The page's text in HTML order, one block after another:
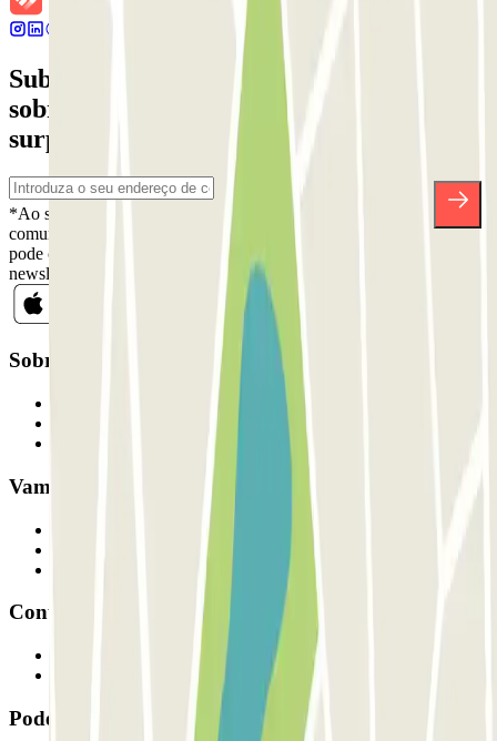
Subscreva a nossa newsletter e saiba mais
sobre descontos, sorteios e muitas outras
surpresas.
*Ao subscrever, aceita a nossa Política de Privacidade para receber
comunicações comerciais da Parclick. Sem qualquer obrigação,
pode cancelar a sua subscrição sempre que quiser na mesma
newsletter.
Sobre a Parclick
Os nossos parques de estacionamento
Vamos colaborar?
Fornecedor de estacionamento
Contacto
Pode utilizar estes métodos de pagamento: